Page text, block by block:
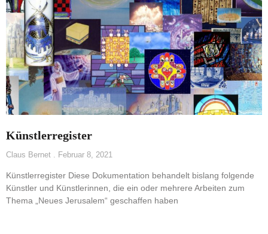
Künstlerregister
Claus Bernet Februar 8, 2021
Künstlerregister Diese Dokumentation behandelt bislang folgende
Künstler und Künstlerinnen, die ein oder mehrere Arbeiten zum
Thema „Neues Jerusalem“ geschaffen haben